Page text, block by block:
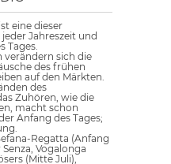
eine dieser
Jahreszeit und
Tages.
verändern sich die
des frühen
auf den Märkten.
des
Zuhören, wie die
macht schon
Anfang des Tages;
Regatta (Anfang
Vogalonga
(Mitte Juli),